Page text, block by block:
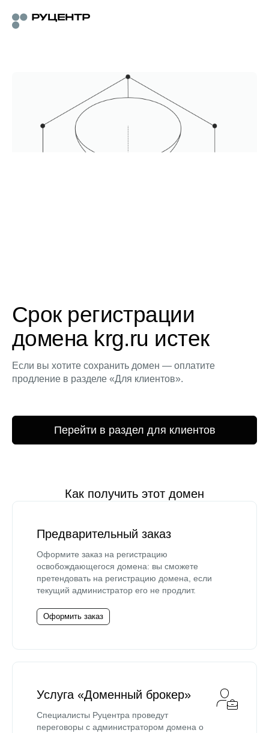
Срок регистрации
домена krg.ru истек
Если вы хотите сохранить домен — оплатите
продление в разделе «Для клиентов».
Перейти в раздел для клиентов
Как получить этот домен
Предварительный заказ
Оформите заказ на регистрацию
освобождающегося домена: вы сможете
претендовать на регистрацию домена, если
текущий администратор его не продлит.
Оформить заказ
Услуга «Доменный брокер»
Специалисты Руцентра проведут
переговоры с администратором домена о